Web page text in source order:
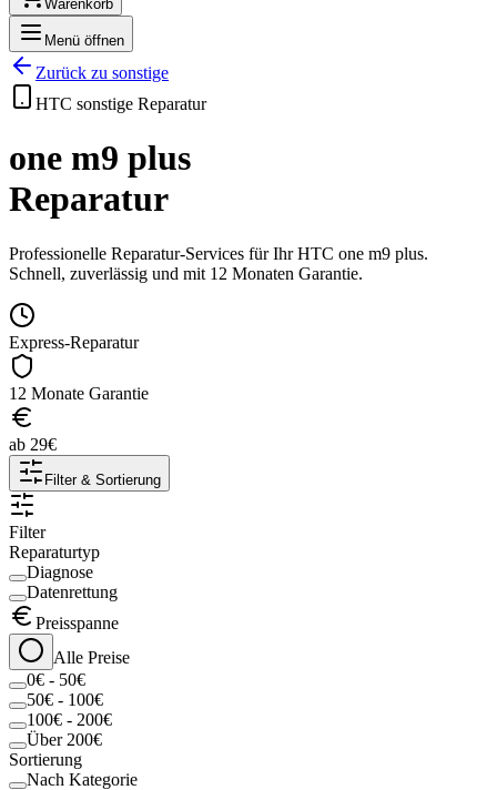
Warenkorb
Menü öffnen
Zurück zu sonstige
HTC sonstige Reparatur
one m9 plus
Reparatur
Professionelle Reparatur-Services für IhrHTC one m9 plus.
Schnell, zuverlässig und mit 12 Monaten Garantie.
Express-Reparatur
12 Monate Garantie
ab 29€
Filter & Sortierung
Filter
Reparaturtyp
Diagnose
Datenrettung
Preisspanne
Alle Preise
0€ - 50€
50€ - 100€
100€ - 200€
Über 200€
Sortierung
Nach Kategorie